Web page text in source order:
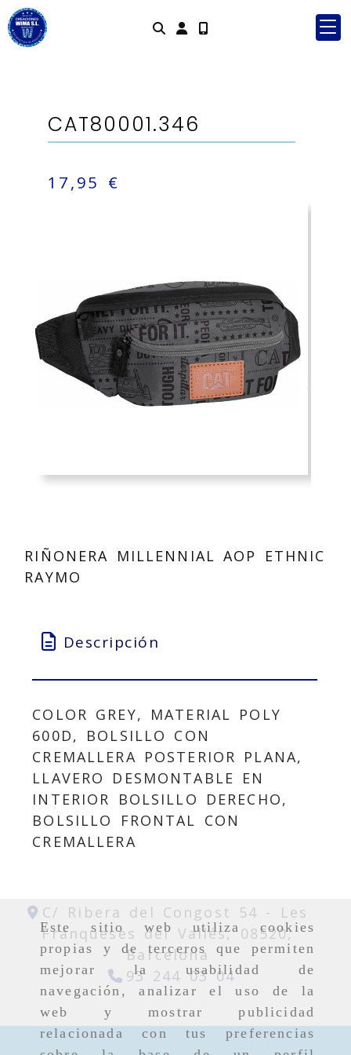
Este sitio web utiliza cookies
propias y de terceros que permiten
mejorar la usabilidad de
navegación, analizar el uso de la
web y mostrar publicidad
relacionada con tus preferencias
Identifícate
CAT80001.346
17,95 €
RIÑONERA MILLENNIAL AOP ETHNIC
RAYMO
Descripción
COLOR GREY, MATERIAL POLY
600D, BOLSILLO CON
CREMALLERA POSTERIOR PLANA,
LLAVERO DESMONTABLE EN
INTERIOR BOLSILLO DERECHO,
BOLSILLO FRONTAL CON
CREMALLERA
C/ Ribera del Congost 54 -
Les
Franqueses del Vallés,08520,
Barcelona
93 244 03 04